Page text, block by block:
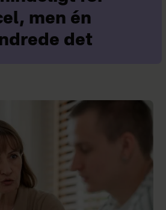
men én
det